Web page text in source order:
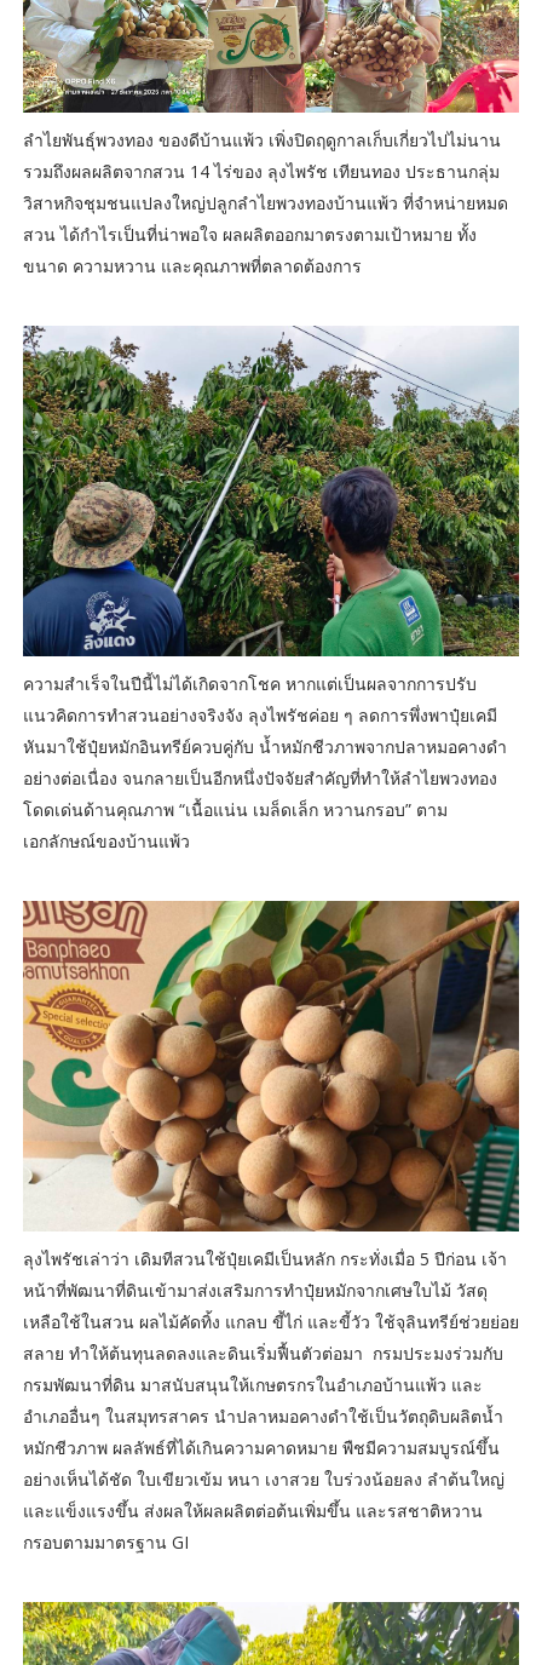
ลำไยพันธุ์พวงทอง ของดีบ้านแพ้ว เพิ่งปิดฤดูกาลเก็บเกี่ยวไปไม่นาน
รวมถึงผลผลิตจากสวน 14 ไร่ของ ลุงไพรัช เทียนทอง ประธานกลุ่ม
วิสาหกิจชุมชนแปลงใหญ่ปลูกลำไยพวงทองบ้านแพ้ว ที่จำหน่ายหมด
สวน ได้กำไรเป็นที่น่าพอใจ ผลผลิตออกมาตรงตามเป้าหมาย ทั้ง
ขนาด ความหวาน และคุณภาพที่ตลาดต้องการ
ความสำเร็จในปีนี้ไม่ได้เกิดจากโชค หากแต่เป็นผลจากการปรับ
แนวคิดการทำสวนอย่างจริงจัง ลุงไพรัชค่อย ๆ ลดการพึ่งพาปุ๋ยเคมี
หันมาใช้ปุ๋ยหมักอินทรีย์ควบคู่กับ น้ำหมักชีวภาพจากปลาหมอคางดำ
อย่างต่อเนื่อง จนกลายเป็นอีกหนึ่งปัจจัยสำคัญที่ทำให้ลำไยพวงทอง
โดดเด่นด้านคุณภาพ “เนื้อแน่น เมล็ดเล็ก หวานกรอบ” ตาม
เอกลักษณ์ของบ้านแพ้ว
ลุงไพรัชเล่าว่า เดิมทีสวนใช้ปุ๋ยเคมีเป็นหลัก กระทั่งเมื่อ 5 ปีก่อน เจ้า
หน้าที่พัฒนาที่ดินเข้ามาส่งเสริมการทำปุ๋ยหมักจากเศษใบไม้ วัสดุ
เหลือใช้ในสวน ผลไม้คัดทิ้ง แกลบ ขี้ไก่ และขี้วัว ใช้จุลินทรีย์ช่วยย่อย
สลาย ทำให้ต้นทุนลดลงและดินเริ่มฟื้นตัวต่อมา กรมประมงร่วมกับ
กรมพัฒนาที่ดิน มาสนับสนุนให้เกษตรกรในอำเภอบ้านแพ้ว และ
อำเภออื่นๆ ในสมุทรสาคร นำปลาหมอคางดำใช้เป็นวัตถุดิบผลิตน้ำ
หมักชีวภาพ ผลลัพธ์ที่ได้เกินความคาดหมาย พืชมีความสมบูรณ์ขึ้น
อย่างเห็นได้ชัด ใบเขียวเข้ม หนา เงาสวย ใบร่วงน้อยลง ลำต้นใหญ่
และแข็งแรงขึ้น ส่งผลให้ผลผลิตต่อต้นเพิ่มขึ้น และรสชาติหวาน
กรอบตามมาตรฐาน GI